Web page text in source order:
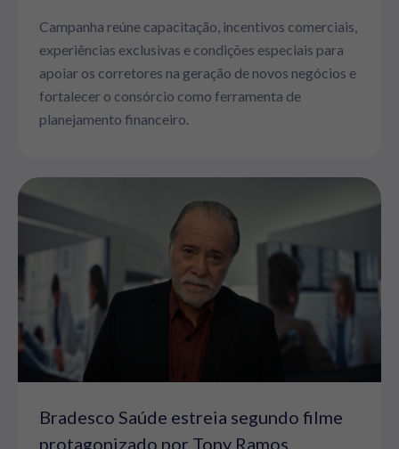
Campanha reúne capacitação, incentivos comerciais,
experiências exclusivas e condições especiais para
apoiar os corretores na geração de novos negócios e
fortalecer o consórcio como ferramenta de
planejamento financeiro.
Bradesco Saúde estreia segundo filme
protagonizado por Tony Ramos